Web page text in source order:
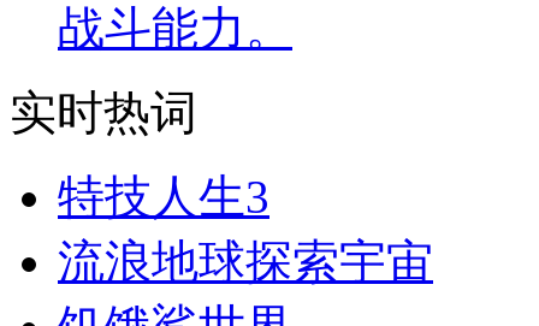
战斗能力。
实时热词
特技人生3
流浪地球探索宇宙